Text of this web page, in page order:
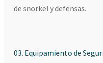
de snorkel y defensas.
03. Equipamiento de